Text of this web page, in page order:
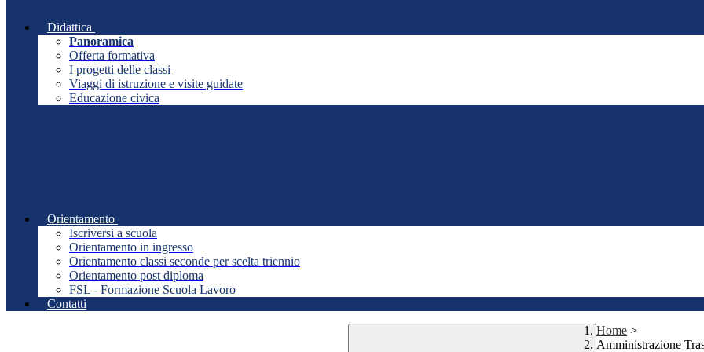
Didattica
Panoramica
Offerta formativa
I progetti delle classi
Viaggi di istruzione e visite guidate
Educazione civica
Orientamento
Iscriversi a scuola
Orientamento in ingresso
Orientamento classi seconde per scelta triennio
Orientamento post diploma
FSL - Formazione Scuola Lavoro
Contatti
Home >
Amministrazione